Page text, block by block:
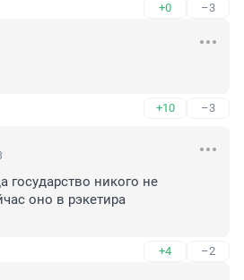
+0 –3
+10 –3
государство никого не
оно в рэкетира
+4 –2